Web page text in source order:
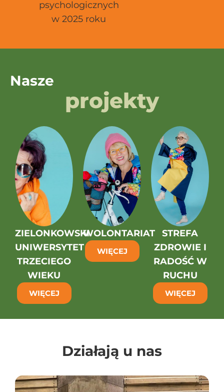
psychologicznych
w 2025 roku
Nasze
projekty
ZIELONKOWSKI
UNIWERSYTET
TRZECIEGO
WIEKU
WIĘCEJ
WOLONTARIAT
WIĘCEJ
STREFA
ZDROWIE I
RADOŚĆ W
RUCHU
WIĘCEJ
Działają u nas